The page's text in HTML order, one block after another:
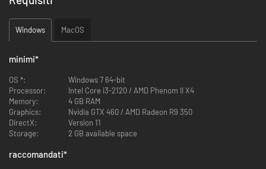
Windows MacOS
minimi*
OS *:
Windows 7 64-bit
Processor:
Intel Core i3-2120 / AMD Phenom II X4
Memory:
4 GB RAM
Graphics:
Nvidia GTX 460 / AMD Radeon R9 350
DirectX:
Version 11
Storage:
2 GB available space
raccomandati*